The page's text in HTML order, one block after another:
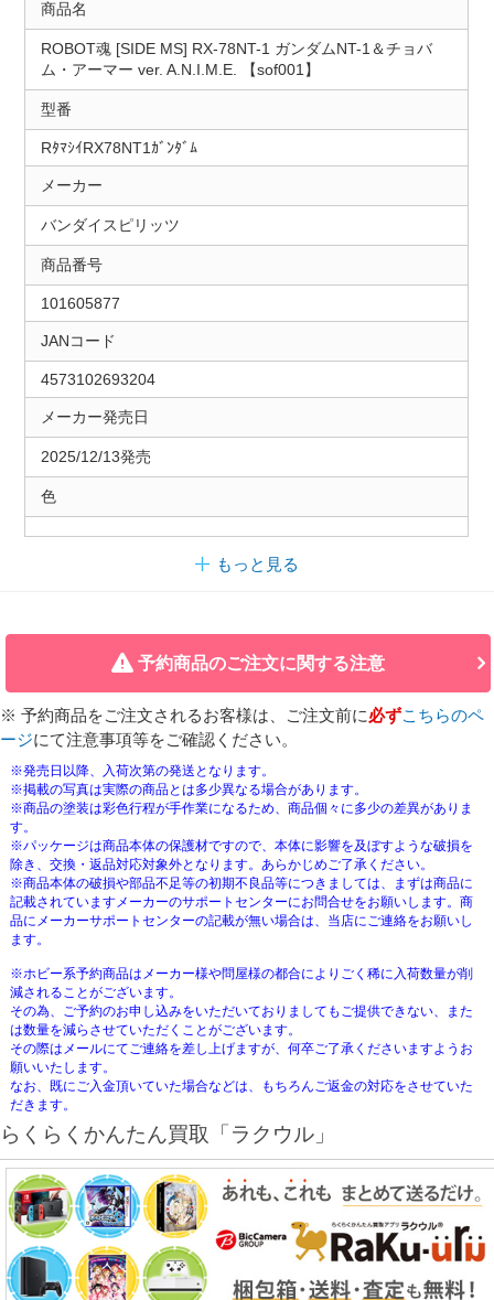
商品名
ROBOT魂 [SIDE MS] RX-78NT-1 ガンダムNT-1＆チョバ
ム・アーマー ver. A.N.I.M.E. 【sof001】
型番
RﾀﾏｼｲRX78NT1ｶﾞﾝﾀﾞﾑ
メーカー
バンダイスピリッツ
商品番号
101605877
JANコード
4573102693204
メーカー発売日
2025/12/13発売
色
もっと見る
予約商品のご注文に関する注意
※ 予約商品をご注文されるお客様は、ご注文前に必ずこちらのペ
ージにて注意事項等をご確認ください。
※発売日以降、入荷次第の発送となります。
※掲載の写真は実際の商品とは多少異なる場合があります。
※商品の塗装は彩色行程が手作業になるため、商品個々に多少の差異がありま
す。
※パッケージは商品本体の保護材ですので、本体に影響を及ぼすような破損を
除き、交換・返品対応対象外となります。あらかじめご了承ください。
※商品本体の破損や部品不足等の初期不良品等につきましては、まずは商品に
記載されていますメーカーのサポートセンターにお問合せをお願いします。商
品にメーカーサポートセンターの記載が無い場合は、当店にご連絡をお願いし
ます。
※ホビー系予約商品はメーカー様や問屋様の都合によりごく稀に入荷数量が削
減されることがございます。
その為、ご予約のお申し込みをいただいておりましてもご提供できない、また
は数量を減らさせていただくことがございます。
その際はメールにてご連絡を差し上げますが、何卒ご了承くださいますようお
願いいたします。
なお、既にご入金頂いていた場合などは、もちろんご返金の対応をさせていた
だきます。
らくらくかんたん買取「ラクウル」